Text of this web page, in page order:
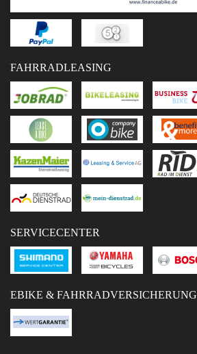
FAHRRADLEASING
SERVICECENTER
EBIKE & FAHRRADVERSICHERUNG